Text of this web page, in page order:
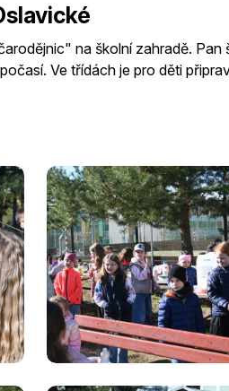
na školní zahradě.
Ve třídách je pro děti